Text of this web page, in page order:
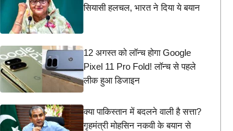
सियासी हलचल, भारत ने दिया ये बयान
12 अगस्त को लॉन्च होगा Google
Pixel 11 Pro Fold! लॉन्च से पहले
लीक हुआ डिजाइन
क्या पाकिस्तान में बदलने वाली है सत्ता?
गृहमंत्री मोहसिन नकवी के बयान से